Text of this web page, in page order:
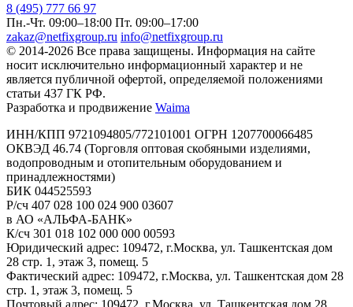
8 (495) 777 66 97
Пн.-Чт. 09:00–18:00 Пт. 09:00–17:00
zakaz@netfixgroup.ru info@netfixgroup.ru
© 2014-2026 Все права защищены. Информация на сайте
носит исключительно информационный характер и не
является публичной офертой, определяемой положениями
статьи 437 ГК РФ.
Разработка и продвижение Waima
ИНН/КПП 9721094805/772101001 ОГРН 1207700066485
ОКВЭД 46.74 (Торговля оптовая скобяными изделиями,
водопроводным и отопительным оборудованием и
принадлежностями)
БИК 044525593
Р/сч 407 028 100 024 900 03607
в АО «АЛЬФА-БАНК»
К/сч 301 018 102 000 000 00593
Юридический адрес: 109472, г.Москва, ул. Ташкентская дом
28 стр. 1, этаж 3, помещ. 5
Фактический адрес: 109472, г.Москва, ул. Ташкентская дом 28
стр. 1, этаж 3, помещ. 5
Почтовый адрес: 109472, г.Москва, ул. Ташкентская дом 28